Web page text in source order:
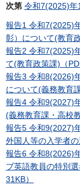
次第 令和7(2025)年
報告1 令和7(2025)
彰）について(教育
報告2 令和7(2025)
て(教育政策課)（
報告3 令和8(2026)
について(義務教育
報告4 令和9(2027)
(義務教育課・高校
報告5 令和9(2027)
外国人等の入学者
報告6 令和8(2026)
ブ英語教員の特別
31KB）